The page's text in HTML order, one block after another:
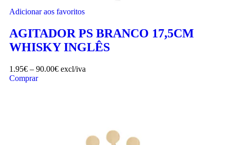
Adicionar aos favoritos
AGITADOR PS BRANCO 17,5CM
WHISKY INGLÊS
1.95€ – 90.00€ excl/iva
Comprar